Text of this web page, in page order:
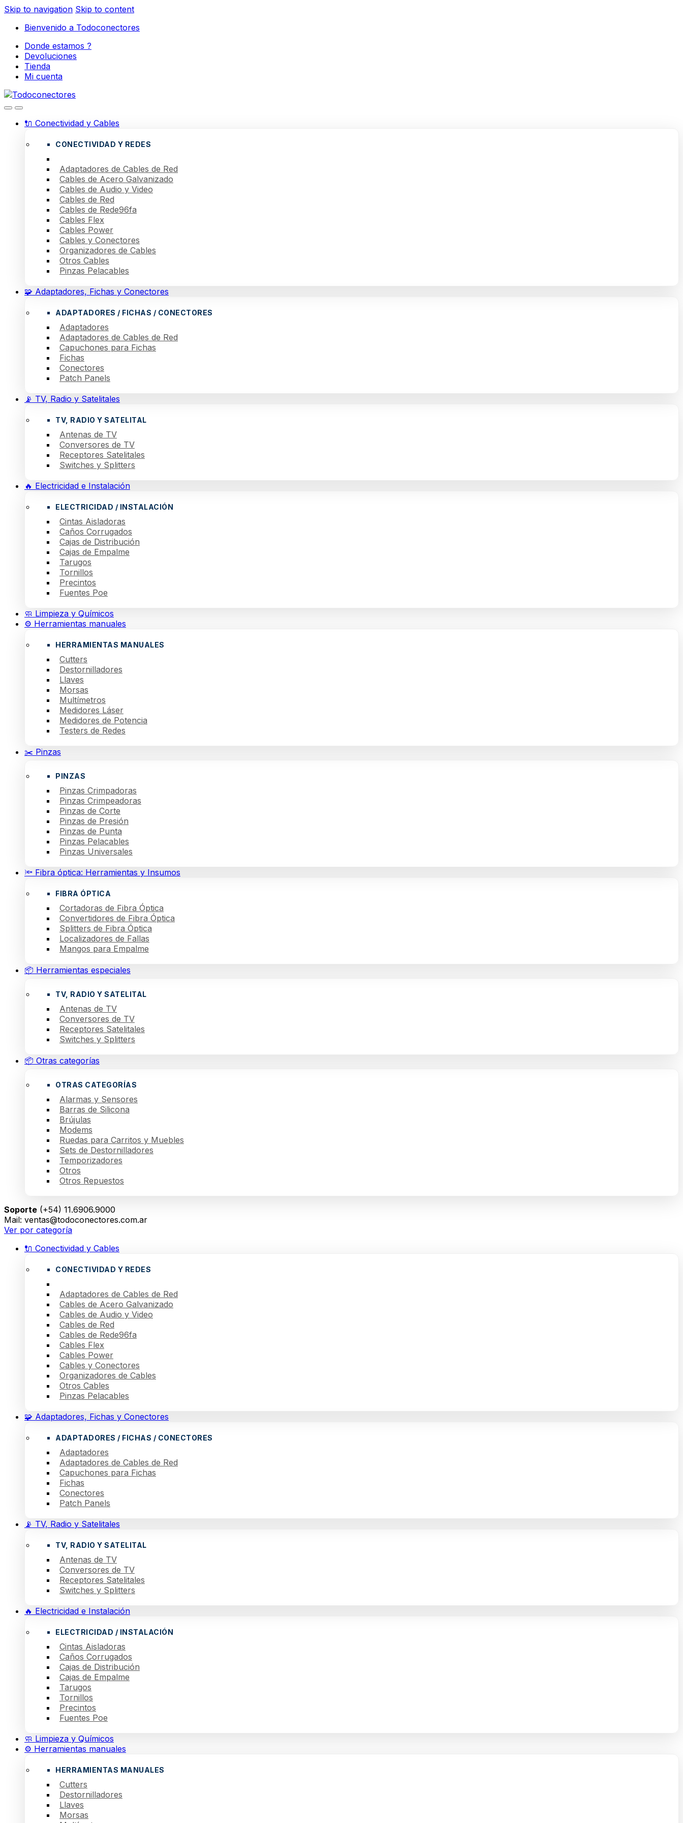
Skip to navigation Skip to content
Bienvenido a Todoconectores
Donde estamos ?
Devoluciones
Tienda
Mi cuenta
🔌 Conectividad y Cables
CONECTIVIDAD Y REDES
Adaptadores de Cables de Red
Cables de Acero Galvanizado
Cables de Audio y Video
Cables de Red
Cables de Rede96fa
Cables Flex
Cables Power
Cables y Conectores
Organizadores de Cables
Otros Cables
Pinzas Pelacables
🧩 Adaptadores, Fichas y Conectores
ADAPTADORES / FICHAS / CONECTORES
Adaptadores
Adaptadores de Cables de Red
Capuchones para Fichas
Fichas
Conectores
Patch Panels
📡 TV, Radio y Satelitales
TV, RADIO Y SATELITAL
Antenas de TV
Conversores de TV
Receptores Satelitales
Switches y Splitters
🔥 Electricidad e Instalación
ELECTRICIDAD / INSTALACIÓN
Cintas Aisladoras
Caños Corrugados
Cajas de Distribución
Cajas de Empalme
Tarugos
Tornillos
Precintos
Fuentes Poe
🧼 Limpieza y Químicos
⚙️ Herramientas manuales
HERRAMIENTAS MANUALES
Cutters
Destornilladores
Llaves
Morsas
Multímetros
Medidores Láser
Medidores de Potencia
Testers de Redes
✂️ Pinzas
PINZAS
Pinzas Crimpadoras
Pinzas Crimpeadoras
Pinzas de Corte
Pinzas de Presión
Pinzas de Punta
Pinzas Pelacables
Pinzas Universales
🔦 Fibra óptica: Herramientas y Insumos
FIBRA ÓPTICA
Cortadoras de Fibra Óptica
Convertidores de Fibra Óptica
Splitters de Fibra Óptica
Localizadores de Fallas
Mangos para Empalme
📦 Herramientas especiales
TV, RADIO Y SATELITAL
Antenas de TV
Conversores de TV
Receptores Satelitales
Switches y Splitters
📦 Otras categorías
OTRAS CATEGORÍAS
Alarmas y Sensores
Barras de Silicona
Brújulas
Modems
Ruedas para Carritos y Muebles
Sets de Destornilladores
Temporizadores
Otros
Otros Repuestos
Soporte (+54) 11.6906.9000
Mail: ventas@todoconectores.com.ar
Ver por categoría
🔌 Conectividad y Cables
CONECTIVIDAD Y REDES
Adaptadores de Cables de Red
Cables de Acero Galvanizado
Cables de Audio y Video
Cables de Red
Cables de Rede96fa
Cables Flex
Cables Power
Cables y Conectores
Organizadores de Cables
Otros Cables
Pinzas Pelacables
🧩 Adaptadores, Fichas y Conectores
ADAPTADORES / FICHAS / CONECTORES
Adaptadores
Adaptadores de Cables de Red
Capuchones para Fichas
Fichas
Conectores
Patch Panels
📡 TV, Radio y Satelitales
TV, RADIO Y SATELITAL
Antenas de TV
Conversores de TV
Receptores Satelitales
Switches y Splitters
🔥 Electricidad e Instalación
ELECTRICIDAD / INSTALACIÓN
Cintas Aisladoras
Caños Corrugados
Cajas de Distribución
Cajas de Empalme
Tarugos
Tornillos
Precintos
Fuentes Poe
🧼 Limpieza y Químicos
⚙️ Herramientas manuales
HERRAMIENTAS MANUALES
Cutters
Destornilladores
Llaves
Morsas